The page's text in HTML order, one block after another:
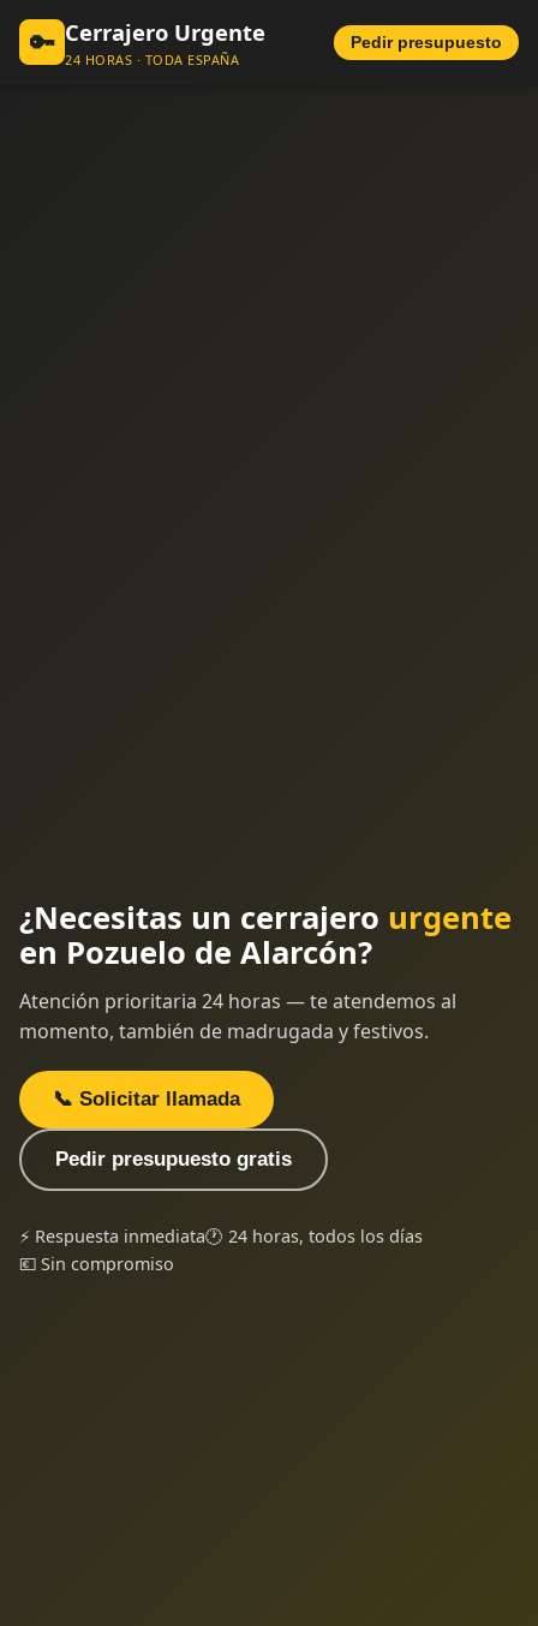
🔑 Cerrajero Urgente
24 HORAS · TODA ESPAÑA
Pedir presupuesto
¿Necesitas un cerrajero urgente
en Pozuelo de Alarcón?
Atención prioritaria 24 horas — te atendemos al
momento, también de madrugada y festivos.
📞 Solicitar llamada
Pedir presupuesto gratis
⚡ Respuesta inmediata🕐 24 horas, todos los días
💶 Sin compromiso